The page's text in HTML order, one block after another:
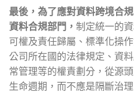
最後，為了應對資料跨境合
資料合規部門， 制定統一的
可權及責任歸屬、標準化操
公司所在國的法律規定、資
常管理等的權責劃分，從源
生命週期，而不應是隔斷治理